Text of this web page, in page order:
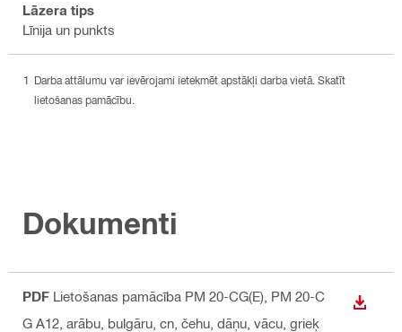
Lāzera tips
Līnija un punkts
Darba attālumu var ievērojami ietekmēt apstākļi darba vietā. Skatīt
lietošanas pamācību.
Dokumenti
PDF Lietošanas pamācība PM 20-CG(E), PM 20-C
G A12 , arābu, bulgāru, cn, čehu, dāņu, vācu, grieķ